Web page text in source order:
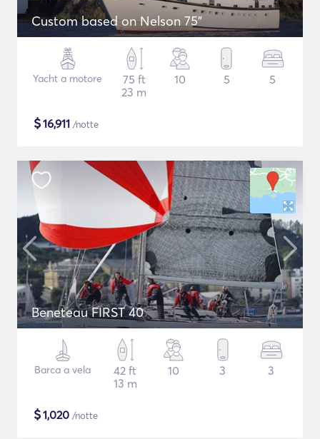
Custom based on Nelson 75"
Yacht a motore
75 ft
23 m
10 5 5
$16,911 /notte
Beneteau FIRST 40
Barca a vela
42 ft
13 m
10 3 3
$1,020 /notte